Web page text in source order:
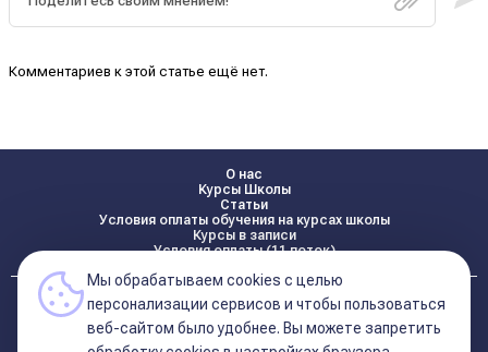
Комментариев к этой статье ещё нет.
О нас
Курсы Школы
Статьи
Условия оплаты обучения на курсах школы
Курсы в записи
Условия оплаты (11 поток)
Реквизиты
Контакты
Мы обрабатываем cookies с целью
персонализации сервисов и чтобы пользоваться
веб-сайтом было удобнее. Вы можете запретить